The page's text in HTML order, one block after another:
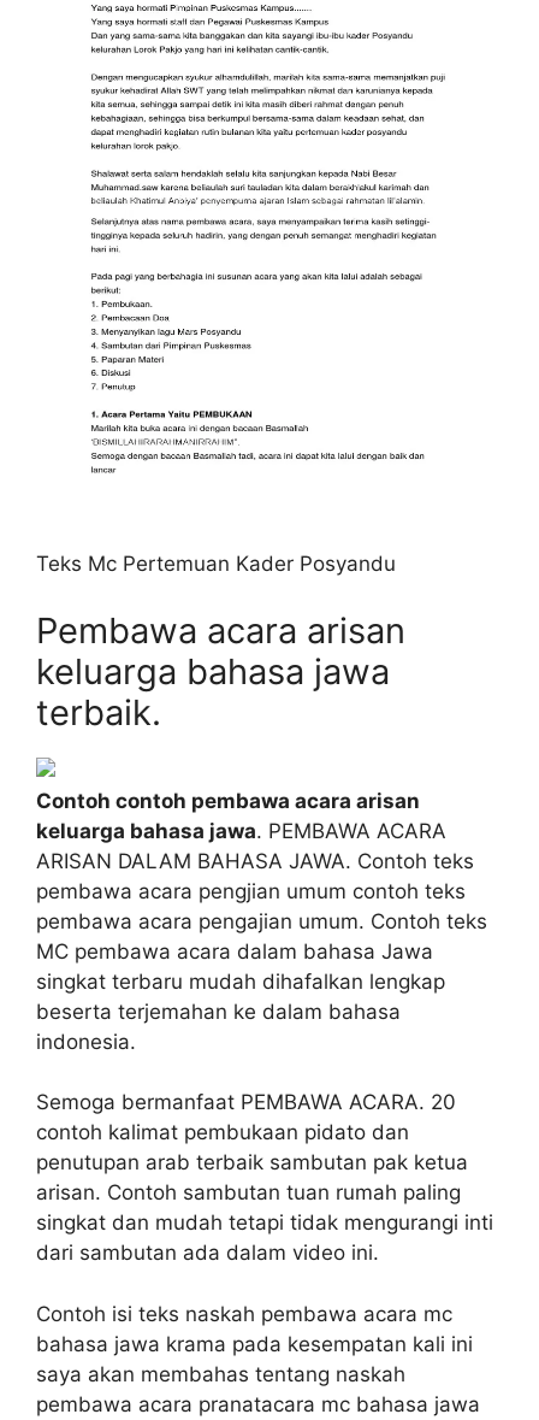
Teks Mc Pertemuan Kader Posyandu
Pembawa acara arisan
keluarga bahasa jawa
terbaik.
Contoh contoh pembawa acara arisan
keluarga bahasa jawa. PEMBAWA ACARA
ARISAN DALAM BAHASA JAWA. Contoh teks
pembawa acara pengjian umum contoh teks
pembawa acara pengajian umum. Contoh teks
MC pembawa acara dalam bahasa Jawa
singkat terbaru mudah dihafalkan lengkap
beserta terjemahan ke dalam bahasa
indonesia.
Semoga bermanfaat PEMBAWA ACARA. 20
contoh kalimat pembukaan pidato dan
penutupan arab terbaik sambutan pak ketua
arisan. Contoh sambutan tuan rumah paling
singkat dan mudah tetapi tidak mengurangi inti
dari sambutan ada dalam video ini.
Contoh isi teks naskah pembawa acara mc
bahasa jawa krama pada kesempatan kali ini
saya akan membahas tentang naskah
pembawa acara pranatacara mc bahasa jawa